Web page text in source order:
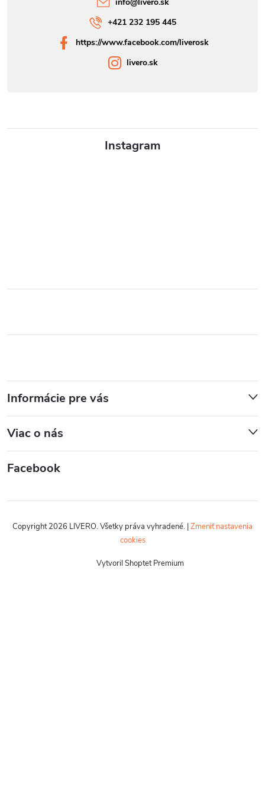
Instagram
Informácie pre vás
Viac o nás
Facebook
+421 232 195 445
https://www.facebook.com/liverosk
livero.sk
Vytvoril Shoptet Premium
Copyright 2026 LIVERO. Všetky práva vyhradené. |Zmeniť nastavenia
cookies